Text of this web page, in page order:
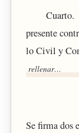
Cuarto.
presente
lo Civil y
Se firma dos